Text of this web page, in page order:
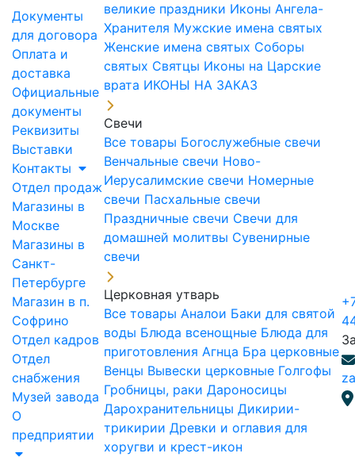
Документы
для договора
Оплата и
доставка
Официальные
документы
Реквизиты
Выставки
Контакты
Отдел продаж
Магазины в
Москве
Магазины в
Санкт-
Петербурге
Магазин в п.
Софрино
Отдел кадров
Отдел
снабжения
Музей завода
О
предприятии
великие праздники Иконы Ангела-
Хранителя Мужские имена святых
Женские имена святых Соборы
святых Святцы Иконы на Царские
врата ИКОНЫ НА ЗАКАЗ
Свечи
Все товары Богослужебные свечи
Венчальные свечи Ново-
Иерусалимские свечи Номерные
свечи Пасхальные свечи
Праздничные свечи Свечи для
домашней молитвы Сувенирные
свечи
Церковная утварь
Все товары Аналои Баки для святой
воды Блюда всенощные Блюда для
приготовления Агнца Бра церковные
Венцы Вывески церковные Голгофы
Гробницы, раки Дароносицы
Дарохранительницы Дикирии-
трикирии Древки и оглавия для
хоругви и крест-икон